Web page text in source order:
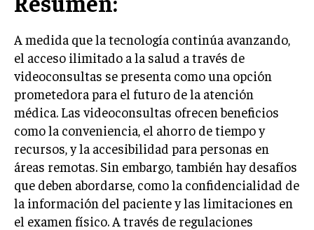
A medida que la tecnología continúa avanzando,
el acceso ilimitado a la salud a través de
videoconsultas se presenta como una opción
prometedora para el futuro de la atención
médica. Las videoconsultas ofrecen beneficios
como la conveniencia, el ahorro de tiempo y
recursos, y la accesibilidad para personas en
áreas remotas. Sin embargo, también hay desafíos
que deben abordarse, como la confidencialidad de
la información del paciente y las limitaciones en
el examen físico. A través de regulaciones